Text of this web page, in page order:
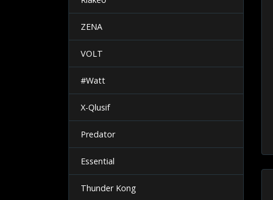
ZENA
VOLT
#Watt
X-Qlusif
Predator
Essential
Thunder Kong